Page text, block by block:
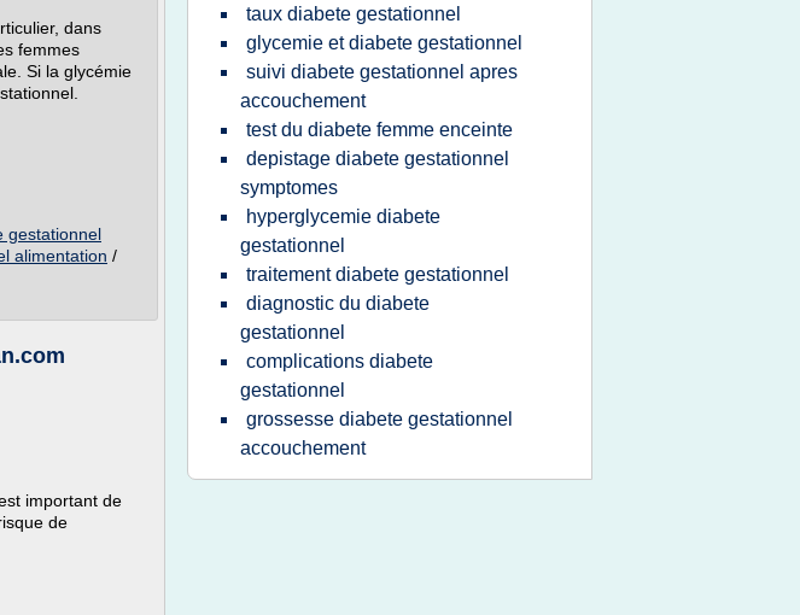
dans
femmes
Si la glycémie
gestationnel
alimentation /
important de
de
taux diabete gestationnel
glycemie et diabete gestationnel
suivi diabete gestationnel apres
accouchement
test du diabete femme enceinte
depistage diabete gestationnel
symptomes
hyperglycemie diabete
gestationnel
traitement diabete gestationnel
diagnostic du diabete
gestationnel
complications diabete
gestationnel
grossesse diabete gestationnel
accouchement